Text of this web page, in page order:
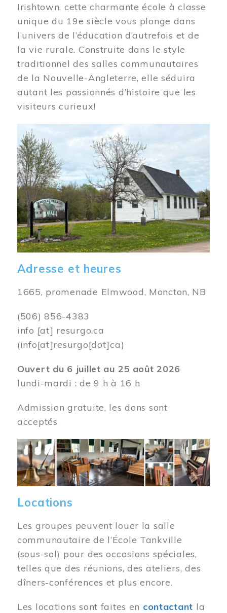
Irishtown, cette charmante école à classe
unique du 19e siècle vous plonge dans
l’univers de l’éducation d’autrefois et de
la vie rurale. Construite dans le style
traditionnel des salles communautaires
de la Nouvelle-Angleterre, elle séduira
autant les passionnés d’histoire que les
visiteurs curieux!
Image
Adresse et heures
1665, promenade Elmwood, Moncton, NB
(506) 856-4383
info [at] resurgo.ca
(info[at]resurgo[dot]ca)
Ouvert du 6 juillet au 25 août 2026
lundi-mardi : de 9 h à 16 h
Admission gratuite, les dons sont
acceptés
Image
Locations
Les groupes peuvent louer la salle
communautaire de l’École Tankville
(sous-sol) pour des occasions spéciales,
telles que des réunions, des ateliers, des
dîners-conférences et plus encore.
Les locations sont faites en contactant la